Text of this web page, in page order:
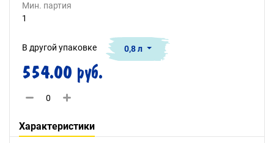
Мин. партия
1
В другой упаковке 0,8 л
554.00 руб.
Характеристики